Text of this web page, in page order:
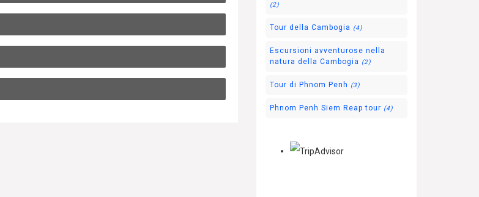
(2)
Tour della Cambogia (4)
Escursioni avventurose nella
natura della Cambogia
(2)
Tour di Phnom Penh (3)
Phnom Penh Siem Reap tour (4)